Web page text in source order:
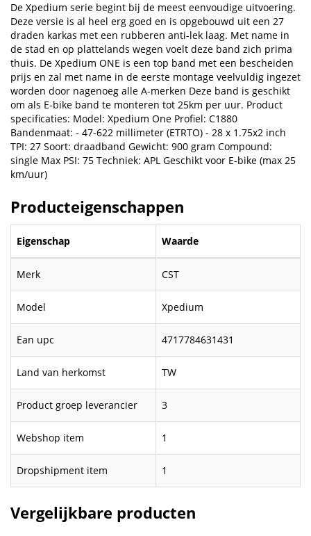
De Xpedium serie begint bij de meest eenvoudige uitvoering.
Deze versie is al heel erg goed en is opgebouwd uit een 27
draden karkas met een rubberen anti-lek laag. Met name in
de stad en op plattelands wegen voelt deze band zich prima
thuis. De Xpedium ONE is een top band met een bescheiden
prijs en zal met name in de eerste montage veelvuldig ingezet
worden door nagenoeg alle A-merken Deze band is geschikt
om als E-bike band te monteren tot 25km per uur. Product
specificaties: Model: Xpedium One Profiel: C1880
Bandenmaat: - 47-622 millimeter (ETRTO) - 28 x 1.75x2 inch
TPI: 27 Soort: draadband Gewicht: 900 gram Compound:
single Max PSI: 75 Techniek: APL Geschikt voor E-bike (max 25
km/uur)
Producteigenschappen
Eigenschap Waarde
Merk CST
Model Xpedium
Ean upc 4717784631431
Land van herkomst TW
Product groep leverancier 3
Webshop item 1
Dropshipment item 1
Vergelijkbare producten